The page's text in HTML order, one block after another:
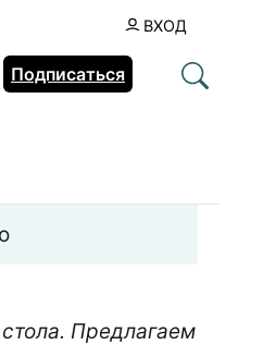
ВХОД
Подписаться
Предлагаем